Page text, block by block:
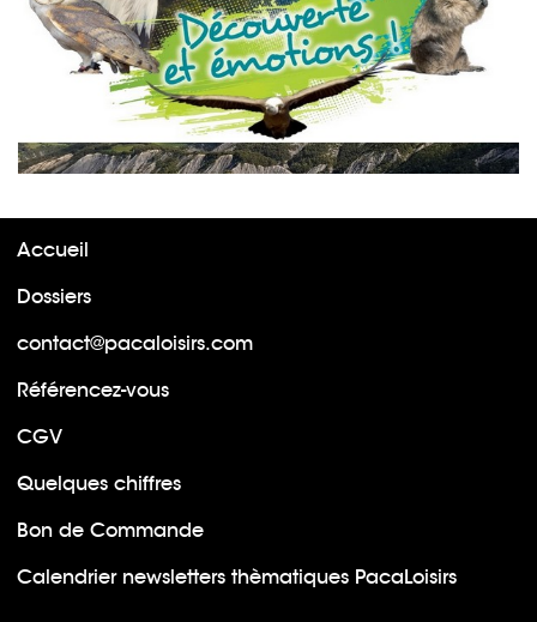
Accueil
Dossiers
contact@pacaloisirs.com
Référencez-vous
CGV
Quelques chiffres
Bon de Commande
Calendrier newsletters thèmatiques PacaLoisirs